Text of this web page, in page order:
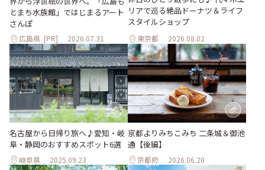
とまち水族館」ではじまるアート
さんぽ
広島県 [PR] 2026.07.31
リアで巡る絶品ドーナツ＆ライフ
スタイルショップ
東京都 2026.08.02
名古屋から日帰り旅へ♪愛知・岐
阜・静岡のおすすめスポット6選
岐阜県 2025.09.23
京都よりみちこみち 二条城＆御池
通【後編】
京都府 2026.06.20